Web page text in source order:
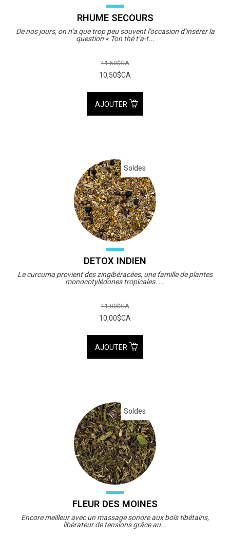
RHUME SECOURS
De nos jours, on n’a que trop peu souvent l’occasion d’insérer la
question « Ton thé t’a-t...
11,50$CA
10,50$CA
AJOUTER
Soldes
DETOX INDIEN
Le curcuma provient des zingibéracées, une famille de plantes
monocotylédones tropicales. ...
11,00$CA
10,00$CA
AJOUTER
Soldes
FLEUR DES MOINES
Encore meilleur avec un massage sonore aux bols tibétains,
libérateur de tensions grâce au...